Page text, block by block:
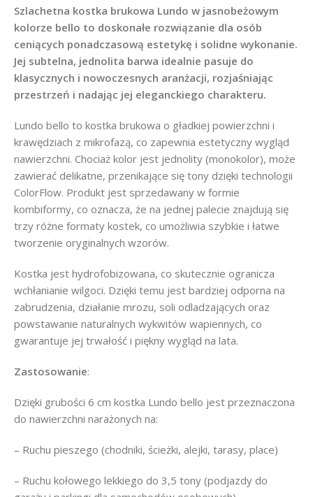
Szlachetna kostka brukowa Lundo w jasnobeżowym
kolorze bello to doskonałe rozwiązanie dla osób
ceniących ponadczasową estetykę i solidne wykonanie.
Jej subtelna, jednolita barwa idealnie pasuje do
klasycznych i nowoczesnych aranżacji, rozjaśniając
przestrzeń i nadając jej eleganckiego charakteru.
Lundo bello to kostka brukowa o gładkiej powierzchni i
krawędziach z mikrofazą, co zapewnia estetyczny wygląd
nawierzchni. Chociaż kolor jest jednolity (monokolor), może
zawierać delikatne, przenikające się tony dzięki technologii
ColorFlow. Produkt jest sprzedawany w formie
kombiformy, co oznacza, że na jednej palecie znajdują się
trzy różne formaty kostek, co umożliwia szybkie i łatwe
tworzenie oryginalnych wzorów.
Kostka jest hydrofobizowana, co skutecznie ogranicza
wchłanianie wilgoci. Dzięki temu jest bardziej odporna na
zabrudzenia, działanie mrozu, soli odladzających oraz
powstawanie naturalnych wykwitów wapiennych, co
gwarantuje jej trwałość i piękny wygląd na lata.
Zastosowanie:
Dzięki grubości 6 cm kostka Lundo bello jest przeznaczona
do nawierzchni narażonych na:
– Ruchu pieszego (chodniki, ścieżki, alejki, tarasy, place)
– Ruchu kołowego lekkiego do 3,5 tony (podjazdy do